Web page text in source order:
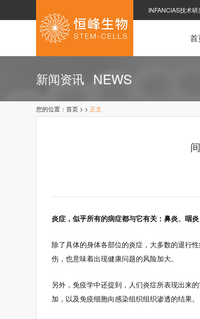
INFANCIAS技术
首
新闻资讯 NEWS
您的位置： 首页 > > 正文
炎症，似乎所有的病症都与它有关：鼻炎、咽
除了具体的身体各部位的炎症，大多数的退行
伤，也意味着出现健康问题的风险加大。
另外，免疫学中还提到，人们炎症所表现出来
加，以及免疫细胞向感染组织组织渗透的结果。